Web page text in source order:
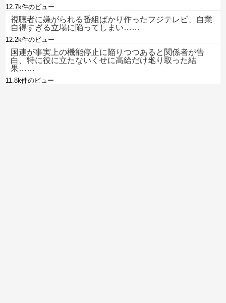
12.7k件のビュー
視聴者に嫌がられる番組ばかり作ったフジテレビ、自業
自得すぎる立場に陥ってしまい……
12.2k件のビュー
国連が事実上の機能停止に陥りつつあると関係者が告
白、特に役に立たないくせに高給だけ毟り取った結
果……
11.8k件のビュー